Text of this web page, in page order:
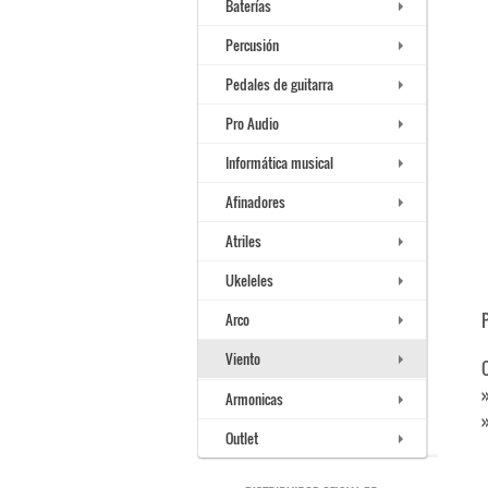
Baterías
Percusión
Pedales de guitarra
Pro Audio
Informática musical
Afinadores
Atriles
Ukeleles
Arco
Viento
Armonicas
Outlet